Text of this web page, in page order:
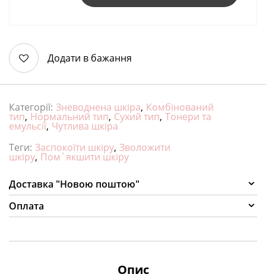
Додати в бажання
Категорії: Зневоднена шкіра, Комбінований
тип, Нормальний тип, Сухий тип, Тонери та
емульсії, Чутлива шкіра
Теги: Заспокоїти шкіру, Зволожити
шкіру, Пом`якшити шкіру
Доставка "Новою поштою"
Оплата
Опис